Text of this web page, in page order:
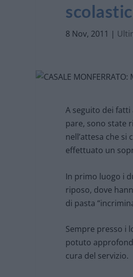
8 Nov, 2011 |
A seguito dei
pare, sono state
nell’attesa che
effettuato un
In primo luogo i
riposo, dove
di pasta
Sempre presso i
potuto
cura del servizio.